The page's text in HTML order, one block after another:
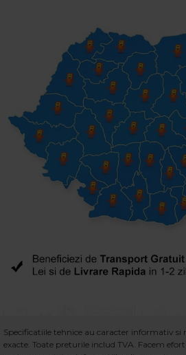
Specificatiile tehnice au caracter informativ
exacte. Toate preturile includ TVA. Facem